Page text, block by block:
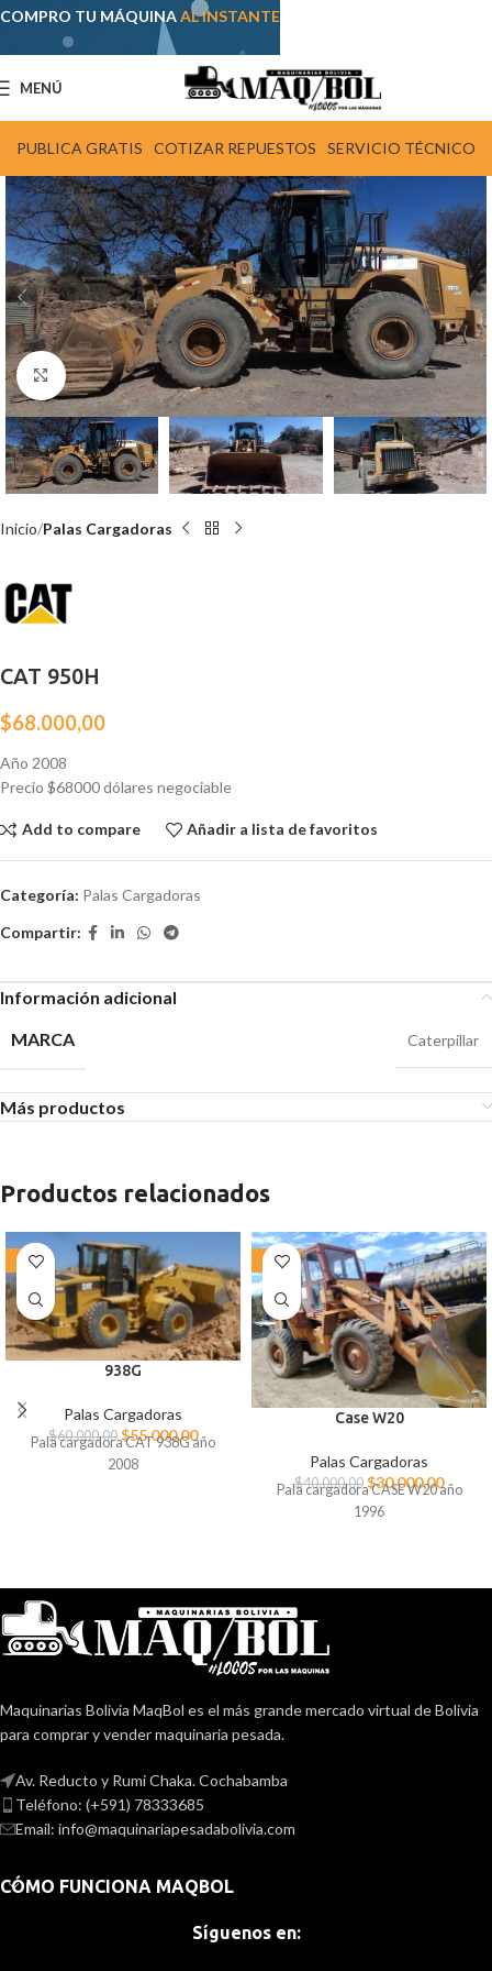
MENÚ
PUBLICA GRATIS COTIZAR REPUESTOS SERVICIO TÉCNICO
Click para agrandar
Inicio Palas Cargadoras
CAT 950H
$68.000,00
Año 2008
Precio $68000 dólares negociable
Add to compare Añadir a lista de favoritos
Categoría: Palas Cargadoras
Compartir:
Información adicional
MARCA
Caterpillar
Más productos
Productos relacionados
-8%
938G
Palas Cargadoras
$60.000,00 $55.000,00
Pala cargadora CAT 938G año
2008
-25%
Case W20
Palas Cargadoras
$40.000,00 $30.000,00
Pala cargadora CASE W20 año
1996
Maquinarias Bolivia MaqBol es el más grande mercado virtual de Bolivia
para comprar y vender maquinaria pesada.
Av. Reducto y Rumi Chaka. Cochabamba
Teléfono: (+591) 78333685
Email: info@maquinariapesadabolivia.com
CÓMO FUNCIONA MAQBOL
Síguenos en:
COMPRO TU MÁQUINAAL INSTANTE